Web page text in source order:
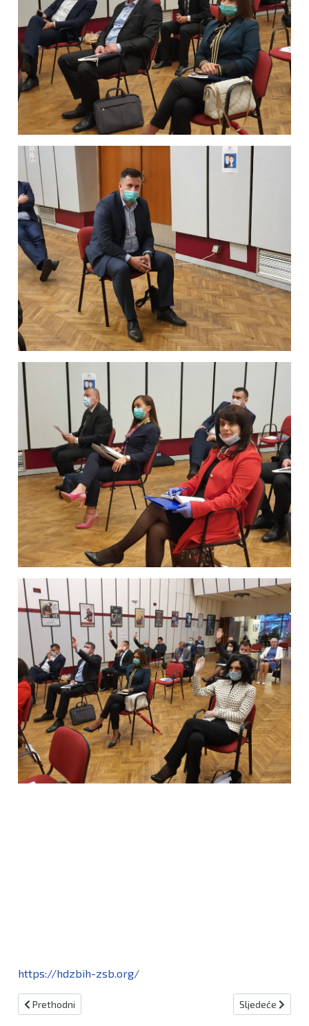
https://hdzbih-zsb.org/
Prethodni članak: Osigurati jednakopravnost konstitutivnih
Prethodni Sljedeći
Sljedeće